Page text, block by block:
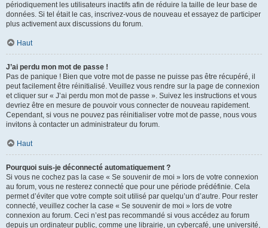
périodiquement les utilisateurs inactifs afin de réduire la taille de leur base de
données. Si tel était le cas, inscrivez-vous de nouveau et essayez de participer
plus activement aux discussions du forum.
Haut
J’ai perdu mon mot de passe !
Pas de panique ! Bien que votre mot de passe ne puisse pas être récupéré, il
peut facilement être réinitialisé. Veuillez vous rendre sur la page de connexion
et cliquer sur « J’ai perdu mon mot de passe ». Suivez les instructions et vous
devriez être en mesure de pouvoir vous connecter de nouveau rapidement.
Cependant, si vous ne pouvez pas réinitialiser votre mot de passe, nous vous
invitons à contacter un administrateur du forum.
Haut
Pourquoi suis-je déconnecté automatiquement ?
Si vous ne cochez pas la case « Se souvenir de moi » lors de votre connexion
au forum, vous ne resterez connecté que pour une période prédéfinie. Cela
permet d’éviter que votre compte soit utilisé par quelqu’un d’autre. Pour rester
connecté, veuillez cocher la case « Se souvenir de moi » lors de votre
connexion au forum. Ceci n’est pas recommandé si vous accédez au forum
depuis un ordinateur public, comme une librairie, un cybercafé, une université,